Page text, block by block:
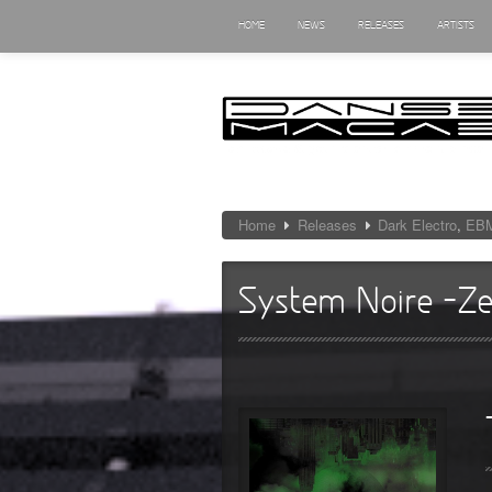
HOME NEWS RELEASES ARTISTS
Home Releases Dark Electro,
System Noire -